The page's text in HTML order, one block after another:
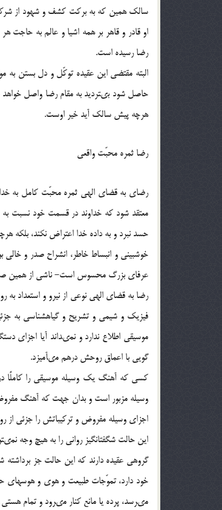
سالک همین که به برکت کشف و شهود از شرک
او قادر و قاهر بر همه اشیا و عالم به حاجت
رضا رسیده است.
البته مقتضى این عقیده توکّل و دل بستن به
حاصل شود بى‏تردید به مقام رضا واصل خواهد
هرچه پیش سالک آید خیر اوست.
رضا ثمره محبّت واقعى‏
رضاى به قضاى الهى ثمره محبّت کامل به
معتقد شود که خداوند در قسمت خود نسبت به
حسد نبرد و به داده خدا اعتراض نکند، بلکه
خوش‏بینى و انبساط خاطر، انشراح صدر و
عرفاى‏ بزرگ محسوس است- ناشى از همین
رضا به قضاى الهى نوعى از نیرو و استعداد
فیزیک و شیمى و تشریح و گیاه‏شناسى به
موسیقى اطلاع ندارد و نمى‏داند آیا اجزاى
گویى با اعماق روحش درهم مى‏آمیزد.
کسى که آهنگ یک وسیله موسیقى را کاملًا
وسیله مزبور است و بدان جهت که آهنگ
اجزاى وسیله مفروض و ترکیباتش را جزئى از
این حالت شگفت‏انگیز روانى را به هیچ وجه
گروهى عقیده دارند که این حالت جز
خود دارد، تموّجات طبیعت و هوى و هوس‏هاى
مى‏رسد، پرده یا مانع کنار مى‏رود و تمام